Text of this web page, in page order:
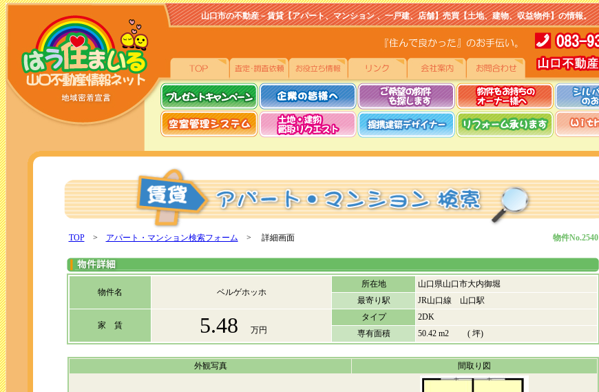
山口市の不動産－賃貸【アパート、マンション 、一戸建、店舗】売買【土地、建物、収益物件】の情報。
TOP> アパート・マンション検索フォーム > 詳細画面 物件No.2540
物件名 ベルゲホッホ
所在地
山口県山口市大内御堀
最寄り駅
JR山口線 山口駅
家 賃 5.48 万円
タイプ
2DK
専有面積
50.42 m2 ( 坪)
外観写真 間取り図